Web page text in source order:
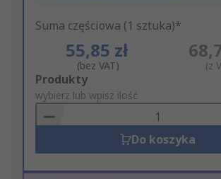
Suma częściowa (1 sztuka)*
55,85 zł
(bez VAT) (z
Add
to
Basket
Produkty
wybierz lub wpisz ilość
Do koszyka